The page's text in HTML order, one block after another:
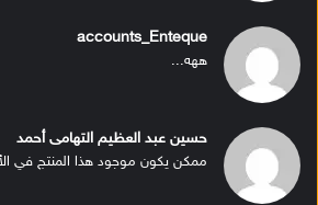
accounts_Enteque
ههه...
حسين عبد العظيم التهامى أحمد
ممكن يكون موجود هذا المنتج في